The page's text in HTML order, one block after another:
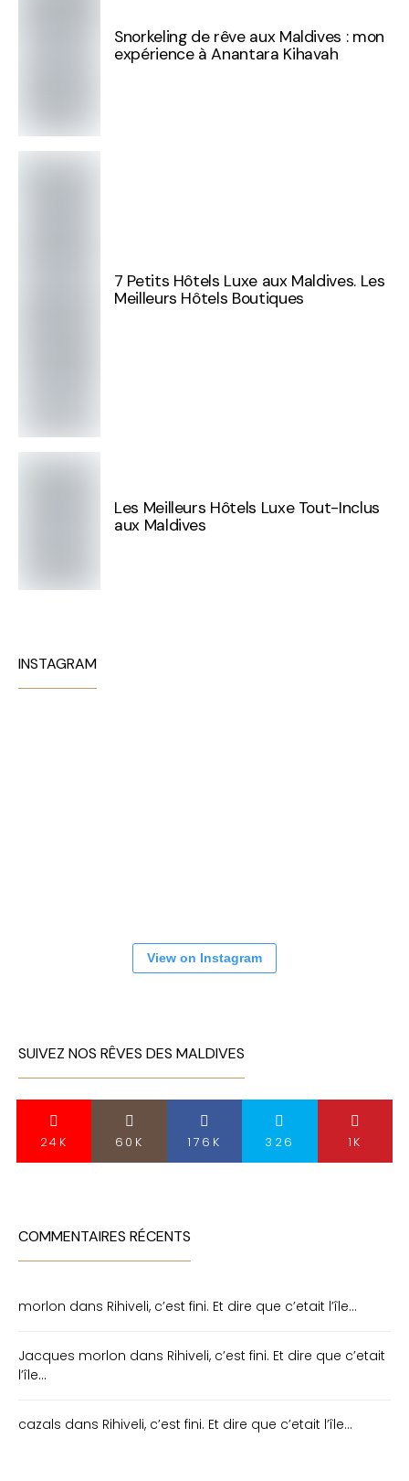
Snorkeling de rêve aux Maldives : mon
expérience à Anantara Kihavah
7 Petits Hôtels Luxe aux Maldives. Les
Meilleurs Hôtels Boutiques
Les Meilleurs Hôtels Luxe Tout-Inclus
aux Maldives
INSTAGRAM
View on Instagram
SUIVEZ NOS RÊVES DES MALDIVES
24K 60K 176K 326 1K
COMMENTAIRES RÉCENTS
morlon dans Rihiveli, c’est fini. Et dire que c’etait l’île…
Jacques morlon dans Rihiveli, c’est fini. Et dire que c’etait
l’île…
cazals dans Rihiveli, c’est fini. Et dire que c’etait l’île…